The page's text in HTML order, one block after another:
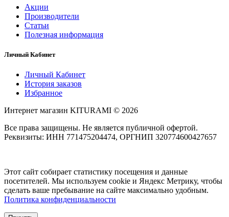
Акции
Производители
Статьи
Полезная информация
Личный Кабинет
Личный Кабинет
История заказов
Избранное
Интернет магазин KITURAMI © 2026
Все права защищены. Не является публичной офертой.
Реквизиты: ИНН 771475204474, ОРГНИП 320774600427657
Этот сайт собирает статистику посещения и данные
посетителей. Мы используем cookie и Яндекс Метрику, чтобы
сделать ваше пребывание на сайте максимально удобным.
Политика конфиденциальности